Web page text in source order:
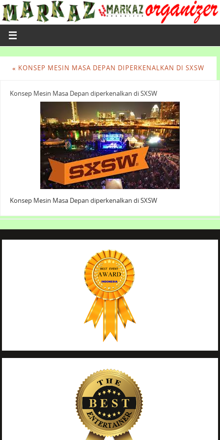
« KONSEP MESIN MASA DEPAN DIPERKENALKAN DI SXSW
Konsep Mesin Masa Depan diperkenalkan di SXSW
Konsep Mesin Masa Depan diperkenalkan di SXSW